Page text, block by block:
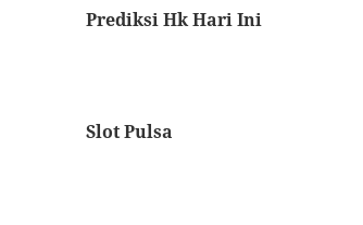
Prediksi Hk Hari Ini
Slot Pulsa